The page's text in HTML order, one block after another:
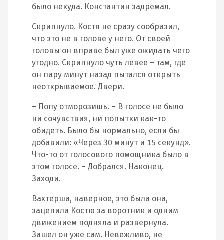
было некуда. Константин задремал.
Скрипнуло. Костя не сразу сообразил,
что это не в голове у него. От своей
головы он вправе был уже ожидать чего
угодно. Скрипнуло чуть левее – там, где
он пару минут назад пытался открыть
неоткрываемое. Двери.
– Попу отморозишь. – В голосе не было
ни сочувствия, ни попытки как-то
обидеть. Было бы нормально, если бы
добавили: «Через 30 минут и 15 секунд».
Что-то от голосового помощника было в
этом голосе. – Добрался. Наконец.
Заходи.
Вахтерша, наверное, это была она,
зацепила Костю за воротник и одним
движением подняла и развернула.
Зашел он уже сам. Невежливо, не